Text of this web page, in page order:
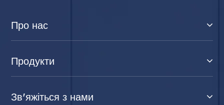
Про нас
Продукти
Зв'яжіться з нами